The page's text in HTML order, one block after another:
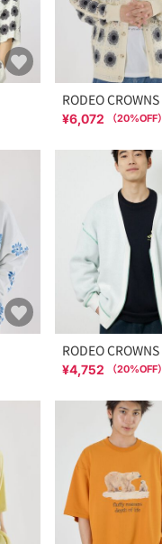
RODEO CROWNS
¥6,072 （20%OFF）
RODEO CROWNS
¥4,752 （20%OFF）